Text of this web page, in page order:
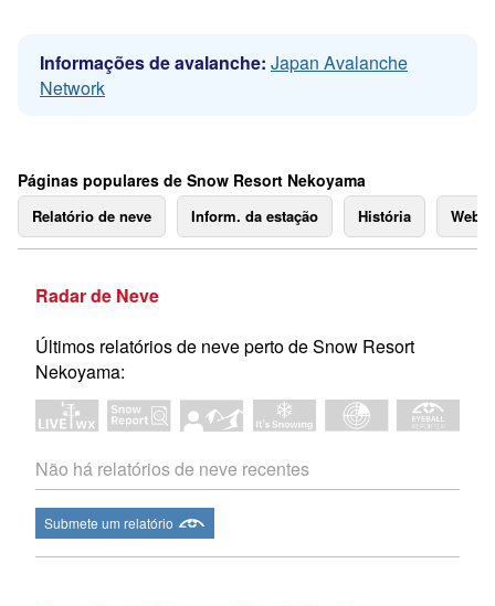
Informações de avalanche: Japan Avalanche
Network
Páginas populares de Snow Resort Nekoyama
Relatório de neve Inform. da estação História
Radar de Neve
Últimos relatórios de neve perto de Snow Resort
Nekoyama:
Não há relatórios de neve recentes
Submete um relatório